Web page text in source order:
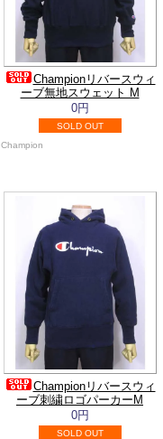
Championリバースウィ
ーブ無地スウェット M
0円
SOLD OUT
Champion
Championリバースウィ
ーブ刺繍ロゴパーカーM
0円
SOLD OUT